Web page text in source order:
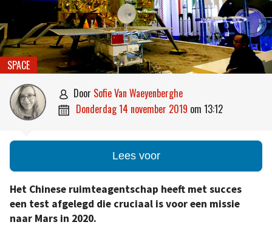
SPACE
 door Sofie Van Waeyenberghe
 donderdag 14 november 2019 om 13:12
Lees voor
Het Chinese ruimteagentschap heeft met succes
een test afgelegd die cruciaal is voor een missie
naar Mars in 2020.